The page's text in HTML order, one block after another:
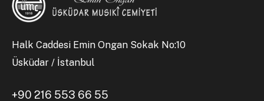
Halk Caddesi Emin Ongan Sokak No:10
Üsküdar / İstanbul
+90 216 553 66 55